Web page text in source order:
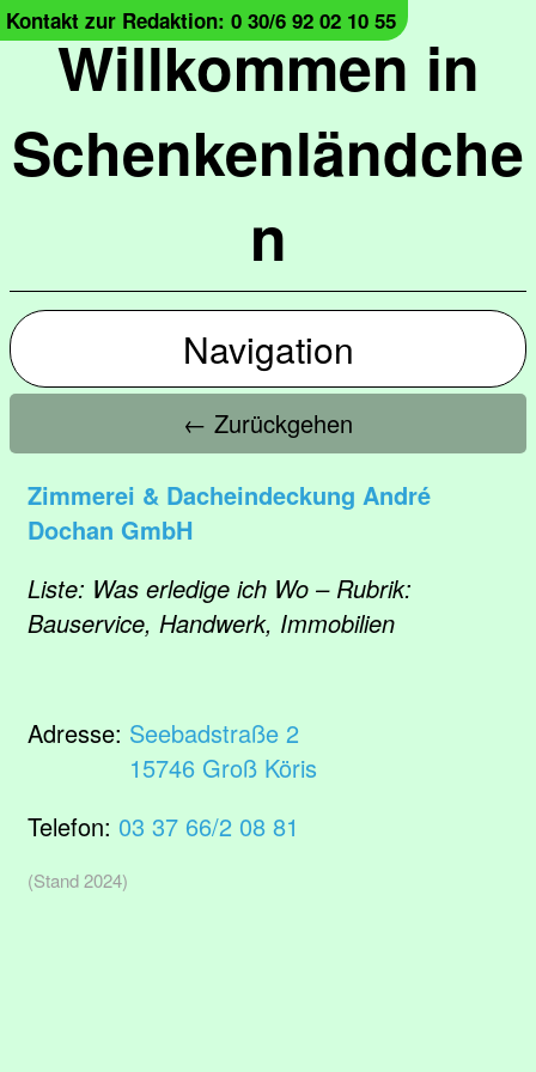
Willkommen in
Schenkenländche
n
Kontakt zur Redaktion: 0 30/6 92 02 10 55
Navigation
← Zurückgehen
Zimmerei & Dacheindeckung André
Dochan GmbH
Liste: Was erledige ich Wo – Rubrik:
Bauservice, Handwerk, Immobilien
Adresse: Seebadstraße 2
15746 Groß Köris
Telefon: 03 37 66/2 08 81
(Stand 2024)